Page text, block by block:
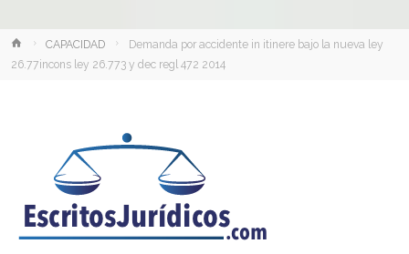
InicioCAPACIDAD
Demanda por accidente in itinere bajo la nueva ley
26.77incons ley 26.773 y dec regl 472 2014